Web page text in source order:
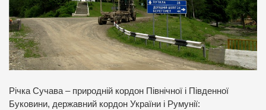
Річка Сучава – природній кордон Північної і Південної
Буковини, державний кордон України і Румунії: